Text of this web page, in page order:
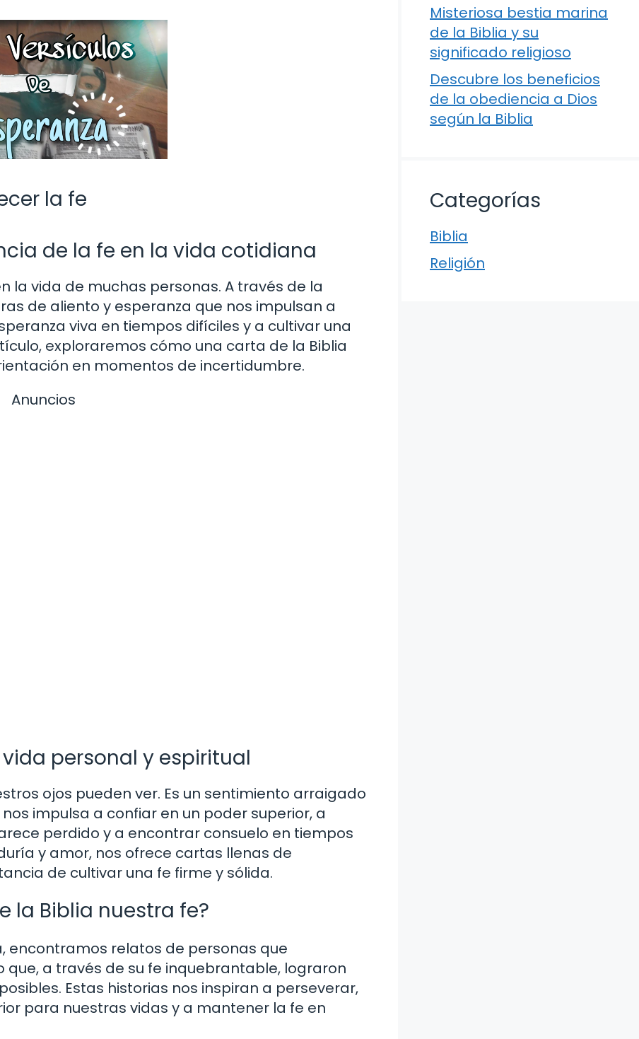
la fe
de la fe en la vida cotidiana
la vida de muchas personas. A través de la
de aliento y esperanza que nos impulsan a
viva en tiempos difíciles y a cultivar una
exploraremos cómo una carta de la Biblia
en momentos de incertidumbre.
Anuncios
personal y espiritual
ojos pueden ver. Es un sentimiento arraigado
impulsa a confiar en un poder superior, a
perdido y a encontrar consuelo en tiempos
y amor, nos ofrece cartas llenas de
de cultivar una fe firme y sólida.
la Biblia nuestra fe?
encontramos relatos de personas que
a través de su fe inquebrantable, lograron
Estas historias nos inspiran a perseverar,
para nuestras vidas y a mantener la fe en
Misteriosa bestia marina
de la Biblia y su
significado religioso
Descubre los beneficios
de la obediencia a Dios
según la Biblia
Categorías
Biblia
Religión